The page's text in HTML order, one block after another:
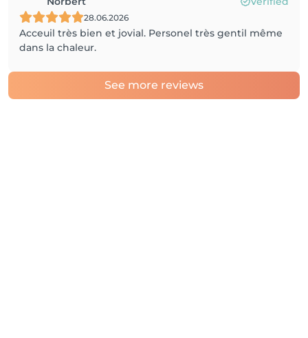
28.06.2026
Acceuil très bien et jovial. Personel très gentil même
dans la chaleur.
See more reviews